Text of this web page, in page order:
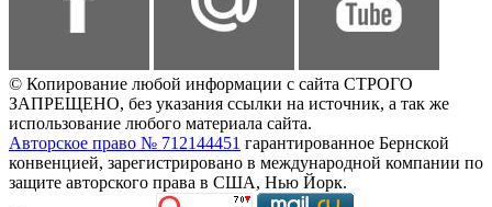
© Копирование любой информации с сайта СТРОГО
ЗАПРЕЩЕНО, без указания ссылки на источник, а так же
использование любого материала сайта.
Авторское право № 712144451 гарантированное Бернской
конвенцией, зарегистрировано в международной компании по
защите авторского права в США, Нью Йорк.